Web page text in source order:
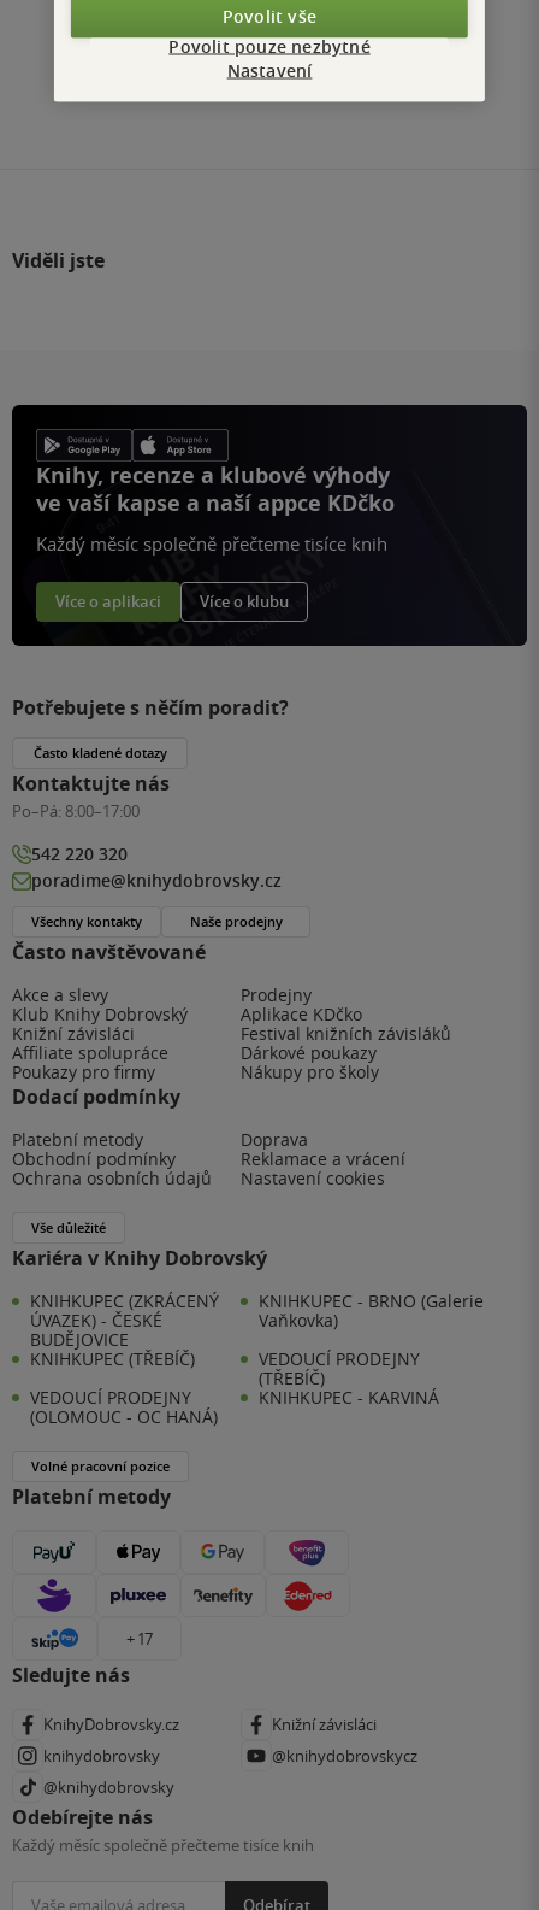
Nahoru
Zobrazeno 3 z 3
1
Přejít
na
/ 1
Viděli jste
Knihy, recenze a klubové výhody
ve vaší kapse a naší appce KDčko
Každý měsíc společně přečteme tisíce knih
Více o aplikaci Více o klubu
Často navštěvované
Akce a slevy
Prodejny
Klub Knihy Dobrovský
Aplikace KDčko
Knižní závisláci
Festival knižních závisláků
Affiliate spolupráce
Dárkové poukazy
Poukazy pro firmy
Nákupy pro školy
Dodací podmínky
Platební metody
Doprava
Obchodní podmínky
Reklamace a vrácení
Ochrana osobních údajů
Nastavení cookies
Vše důležité
Kariéra v Knihy Dobrovský
KNIHKUPEC (ZKRÁCENÝ
ÚVAZEK) - ČESKÉ
BUDĚJOVICE
KNIHKUPEC - BRNO (Galerie
Vaňkovka)
KNIHKUPEC (TŘEBÍČ)
VEDOUCÍ PRODEJNY
(TŘEBÍČ)
VEDOUCÍ PRODEJNY
(OLOMOUC - OC HANÁ)
KNIHKUPEC - KARVINÁ
Volné pracovní pozice
Platební metody
+ 17
Sledujte nás
KnihyDobrovsky.cz
Knižní závisláci
knihydobrovsky
@knihydobrovskycz
@knihydobrovsky
Odebírejte nás
Každý měsíc společně přečteme tisíce knih
Odebírat
Potřebujete s něčím poradit?
Často kladené dotazy
Kontaktujte nás
Po–Pá: 8:00–17:00
542 220 320
poradime@knihydobrovsky.cz
Všechny kontakty Naše prodejny
Povolit vše
Povolit pouze nezbytné
Nastavení